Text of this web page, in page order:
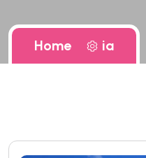
Home ia